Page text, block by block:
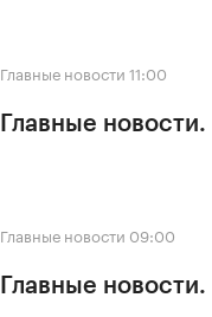
Главные новости 11:00
Главные
Главные новости 09:00
Главные